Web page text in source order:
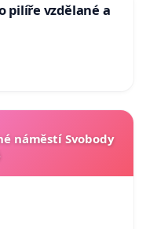
pilíře vzdělané a
náměstí Svobody